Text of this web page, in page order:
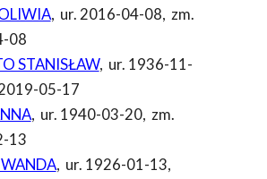
, ur. 2016-04-08, zm.
08
STANISŁAW, ur. 1936-11-
05-17
, ur. 1940-03-20, zm.
13
, ur. 1926-01-13,